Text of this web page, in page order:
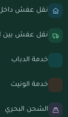
نقل عفش داخل
نقل عفش بين
خدمة الدباب
خدمة الونيت
الشحن البحري